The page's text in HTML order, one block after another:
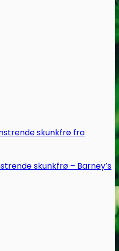
skunkfrø – Barney’s